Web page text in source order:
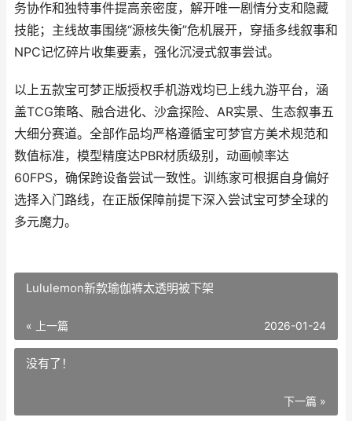
务协作和独特事件提高亲密度，解开唯一剧情分支和隐藏
技能；主线故事围绕“源核失衡”危机展开，穿插多线叙事和
NPC记忆碎片收集要素，强化沉浸式叙事尝试。
以上五款宝可梦正版授权手机游戏均已上线九游平台，涵
盖TCG策略、融合进化、沙盒探险、AR实景、生态叙事五
大细分赛道。全部作品均严格遵循宝可梦官方美术规范和
数值标准，模型精度达PBR材质级别，动画帧率达
60FPS，确保跨设备尝试一致性。训练家可根据自身偏好
选择入门路线，在正版保障前提下深入尝试宝可梦全球的
多元魔力。
Lululemon新款瑜伽裤太透明被下架
« 上一篇 2026-01-24
没有了！
下一篇 »